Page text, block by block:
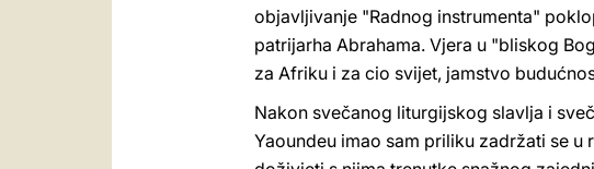
objavljivanje "Radnog instrumenta"
patrijarha Abrahama. Vjera u "bliskog
za Afriku i za cio svijet, jamstvo
Nakon svečanog liturgijskog slavlja i
Yaoundeu imao sam priliku zadržati se